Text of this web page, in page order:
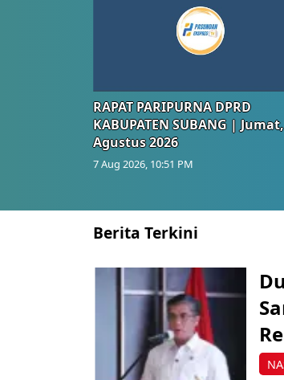
RAPAT PARIPURNA DPRD
KABUPATEN SUBANG |
Agustus 2026
7 Aug 2026, 10:51 PM
Berita Terkini